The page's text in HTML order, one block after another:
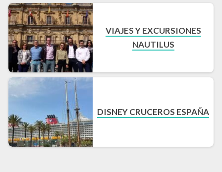
VIAJES Y EXCURSIONES
NAUTILUS
DISNEY CRUCEROS ESPAÑA